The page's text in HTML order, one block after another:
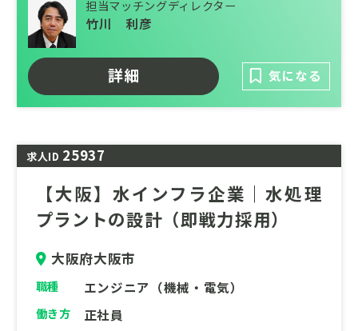
て対応できる総合力を武器に、自然や環境に
配慮された建設施工、革新的な水処理技術の
研究開発、耐震性に優れた鋼管製造の加工技
術を持ち、安心・安全な水利用を約束しま
す。
担当マッチングディレクター
竹川 利彦
詳細 気になる
求人ID 25937
【大阪】水インフラ企業｜水処理
プラントの設計（即戦力採用）
大阪府大阪市
職種 エンジニア（機械・電気）
働き方 正社員